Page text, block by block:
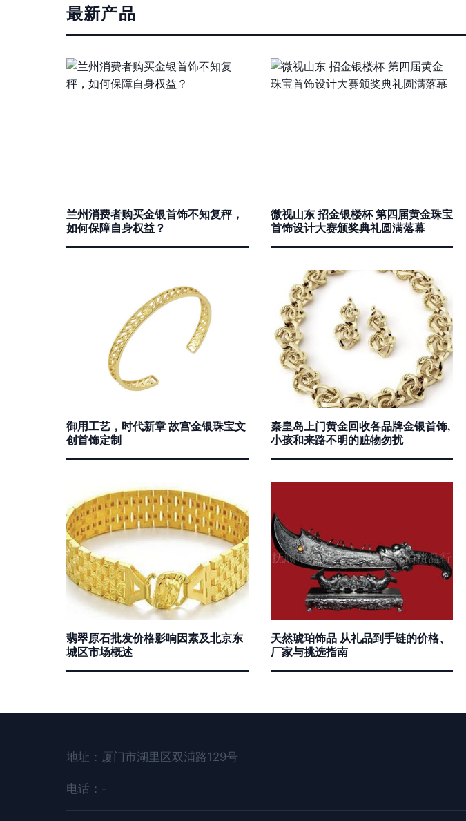
最新产品
兰州消费者购买金银首饰不知复秤，
如何保障自身权益？
微视山东 招金银楼杯 第四届黄金珠宝
首饰设计大赛颁奖典礼圆满落幕
御用工艺，时代新章 故宫金银珠宝文
创首饰定制
秦皇岛上门黄金回收各品牌金银首饰,
小孩和来路不明的赃物勿扰
翡翠原石批发价格影响因素及北京东
城区市场概述
天然琥珀饰品 从礼品到手链的价格、
厂家与挑选指南
地址：厦门市湖里区双浦路129号
电话：-